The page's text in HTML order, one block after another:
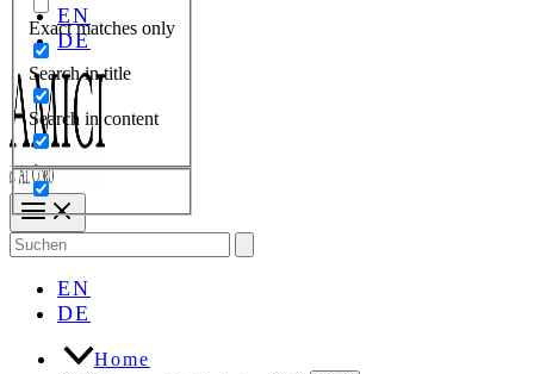
Exact matches only
Search in title
Search in content
EN
DE
Search
for:
EN
DE
Home